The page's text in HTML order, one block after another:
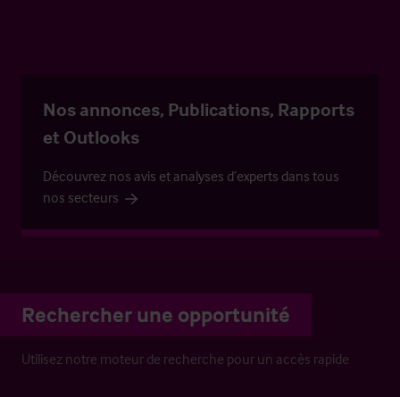
Nos annonces, Publications, Rapports
et Outlooks
Découvrez nos avis et analyses d’experts dans tous
nos secteurs
Rechercher une opportunité
Utilisez notre moteur de recherche pour un accès rapide